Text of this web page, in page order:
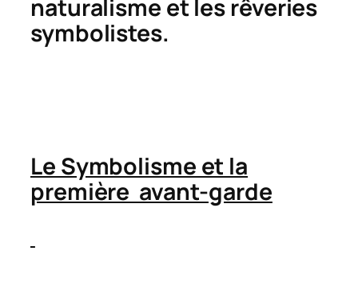
naturalisme et les rêveries
symbolistes.
Le Symbolisme et la
première avant-garde